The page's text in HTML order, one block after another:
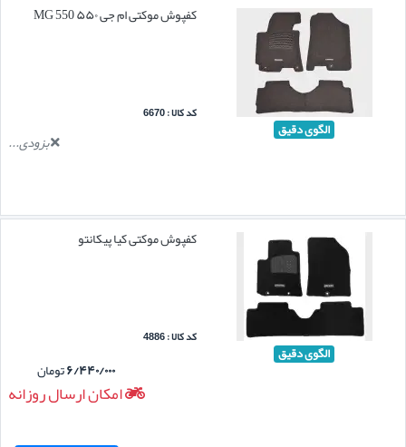
الگوی دقیق
کفپوش موکتی ام جی ۵۵۰ MG 550
کد کالا : 6670
بزودی...
الگوی دقیق
کفپوش موکتی کیا پیکانتو
کد کالا : 4886
۶/۴۴۰/۰۰۰تومان
امکان ارسال روزانه